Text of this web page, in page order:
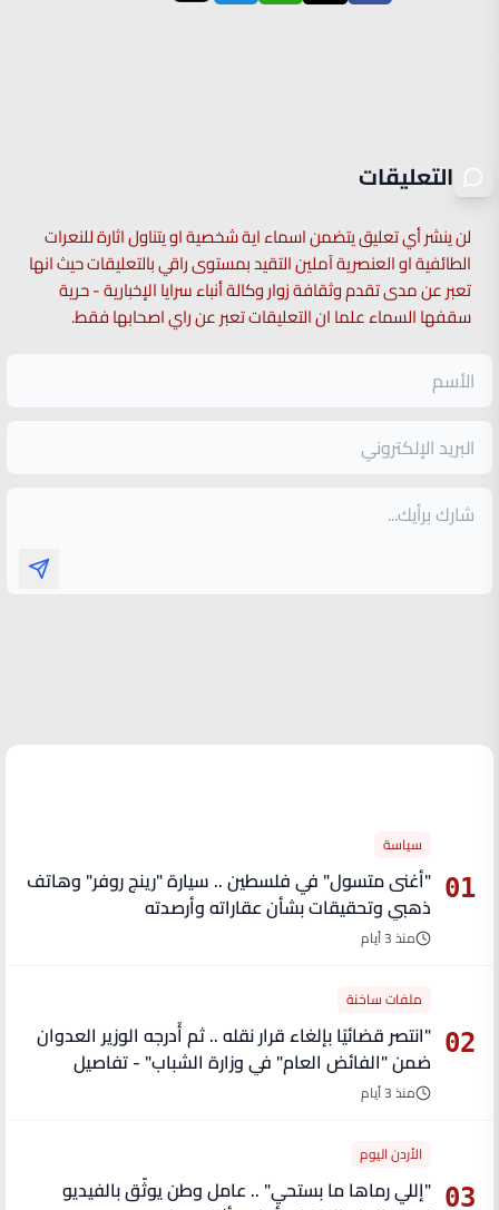
التعليقات
لن ينشر أي تعليق يتضمن اسماء اية شخصية او يتناول اثارة للنعرات
الطائفية او العنصرية آملين التقيد بمستوى راقي بالتعليقات حيث انها
تعبر عن مدى تقدم وثقافة زوار وكالة أنباء سرايا الإخبارية - حرية
سقفها السماء علما ان التعليقات تعبر عن راي اصحابها فقط.
01
سياسة
"أغنى متسول" في فلسطين .. سيارة "رينج روفر" وهاتف
ذهبي وتحقيقات بشأن عقاراته وأرصدته
منذ 3 أيام
02
ملفات ساخنة
"انتصر قضائيًا بإلغاء قرار نقله .. ثم أُدرجه الوزير العدوان
ضمن "الفائض العام" في وزارة الشباب" - تفاصيل
منذ 3 أيام
03
الأردن اليوم
"إللي رماها ما بستحي" .. عامل وطن يوثّق بالفيديو